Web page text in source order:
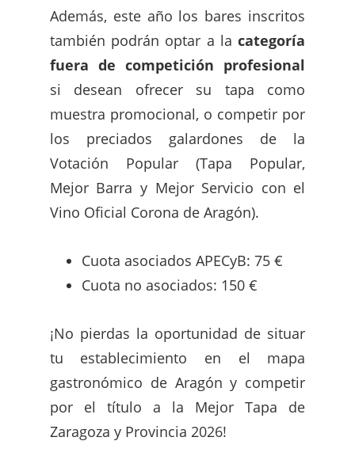
Además, este año los bares inscritos
también podrán optar a lacategoría
fuera de competición profesional
si desean ofrecer su tapa como
muestra promocional, o competir por
los preciados galardones de la
Votación Popular (Tapa Popular,
Mejor Barra y Mejor Servicio con el
Vino Oficial Corona de Aragón).
Cuota asociados APECyB: 75 €
Cuota no asociados: 150 €
¡No pierdas la oportunidad de situar
tu establecimiento en el mapa
gastronómico de Aragón y competir
por el título a la Mejor Tapa de
Zaragoza y Provincia 2026!